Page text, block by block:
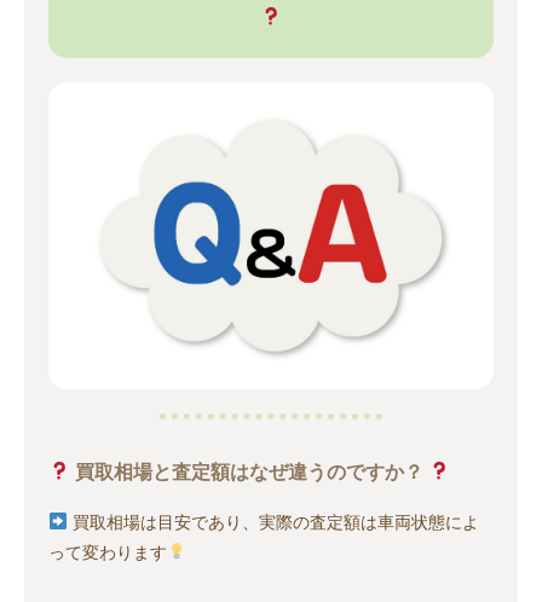
買取相場と査定額はなぜ違うのですか？
買取相場は目安であり、実際の査定額は車両状態によ
って変わります